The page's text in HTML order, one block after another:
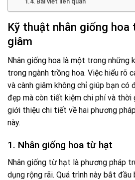
Kỹ thuật nhân giống hoa
giâm
Nhân giống hoa là một trong những
trong ngành trồng hoa. Việc hiểu rõ
và cành giâm không chỉ giúp bạn có
đẹp mà còn tiết kiệm chi phí và thời
giới thiệu chi tiết về hai phương
này.
1. Nhân giống hoa từ hạt
Nhân giống từ hạt là phương pháp
dụng rộng rãi. Quá trình này bắt